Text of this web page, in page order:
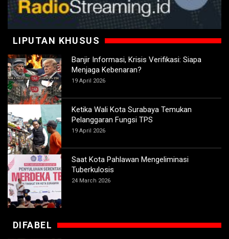
LIPUTAN KHUSUS
Banjir Informasi, Krisis Verifikasi: Siapa
Menjaga Kebenaran?
19 April 2026
Ketika Wali Kota Surabaya Temukan
Pelanggaran Fungsi TPS
19 April 2026
Saat Kota Pahlawan Mengeliminasi
Tuberkulosis
24 March 2026
DIFABEL